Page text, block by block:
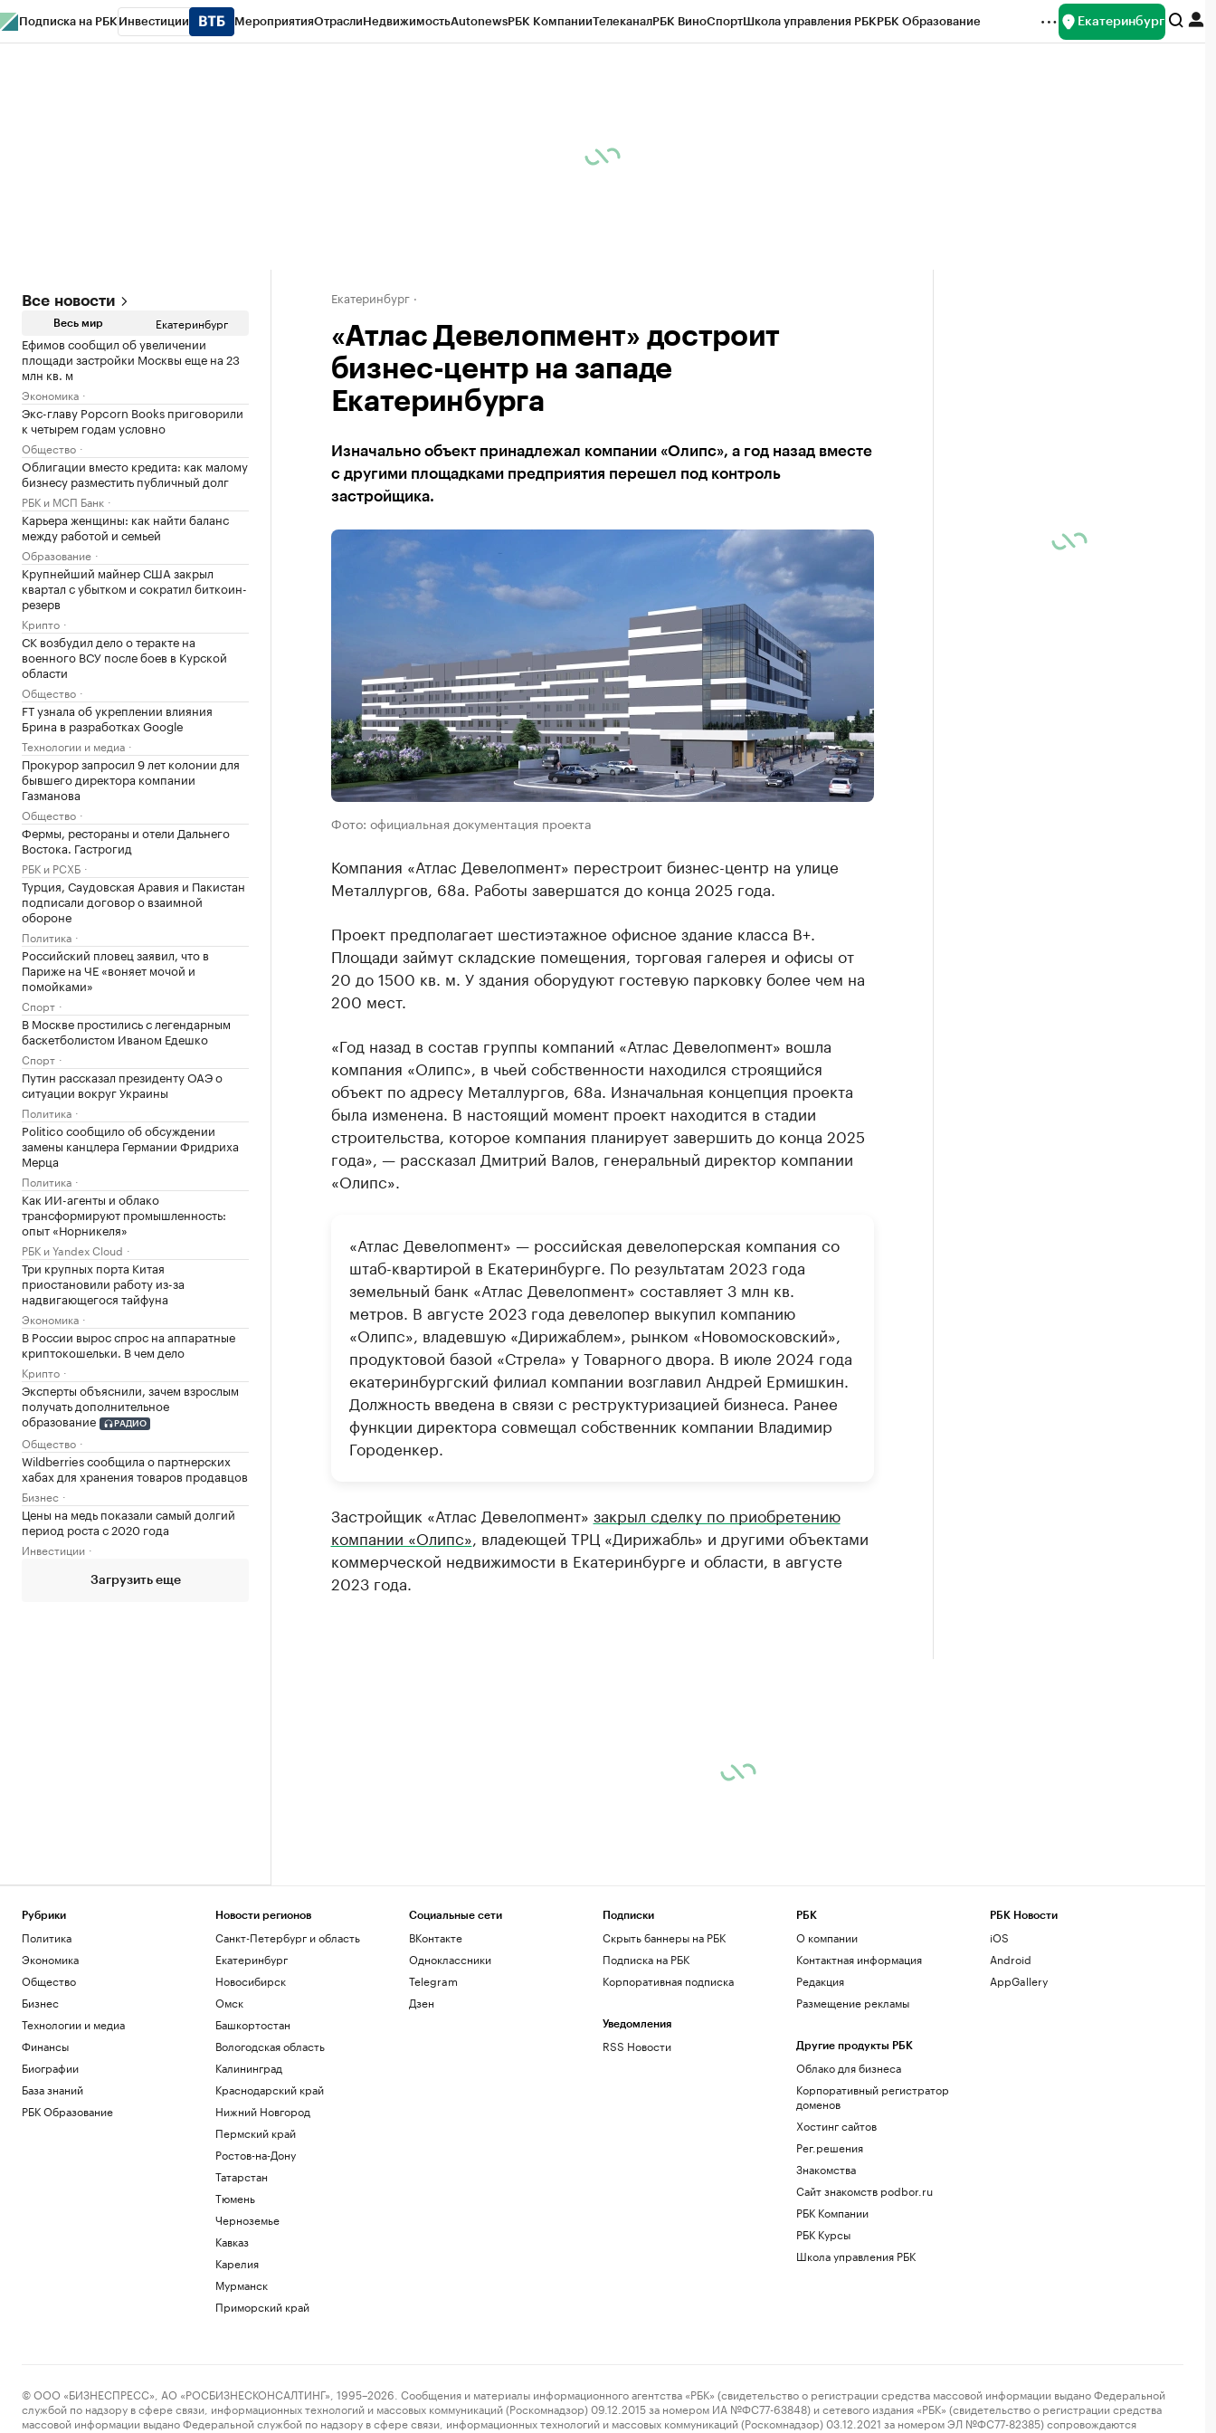
Подписка на РБК Инвестиции МероприятияОтраслиНедвижимостьAutonewsРБК КомпанииТелеканалРБК ВиноСпортШкола управления РБКРБК Образование Екатеринбург
Все новости
Весь мир Екатеринбург
Ефимов сообщил об увеличении
площади застройки Москвы еще на 23
млн кв. м
Экономика
Экс-главу Popcorn Books приговорили
к четырем годам условно
Общество
Облигации вместо кредита: как малому
бизнесу разместить публичный долг
РБК и МСП Банк
Карьера женщины: как найти баланс
между работой и семьей
Образование
Крупнейший майнер США закрыл
квартал с убытком и сократил биткоин-
резерв
Крипто
СК возбудил дело о теракте на
военного ВСУ после боев в Курской
области
Общество
FT узнала об укреплении влияния
Брина в разработках Google
Технологии и медиа
Прокурор запросил 9 лет колонии для
бывшего директора компании
Газманова
Общество
Фермы, рестораны и отели Дальнего
Востока. Гастрогид
РБК и РСХБ
Турция, Саудовская Аравия и Пакистан
подписали договор о взаимной
обороне
Политика
Российский пловец заявил, что в
Париже на ЧЕ «воняет мочой и
помойками»
Спорт
В Москве простились с легендарным
баскетболистом Иваном Едешко
Спорт
Путин рассказал президенту ОАЭ о
ситуации вокруг Украины
Политика
Politico сообщило об обсуждении
замены канцлера Германии Фридриха
Мерца
Политика
Как ИИ-агенты и облако
трансформируют промышленность:
опыт «Норникеля»
РБК и Yandex Cloud
Три крупных порта Китая
приостановили работу из-за
надвигающегося тайфуна
Экономика
В России вырос спрос на аппаратные
криптокошельки. В чем дело
Крипто
Эксперты объяснили, зачем взрослым
получать дополнительное
образование
РАДИО
Общество
Wildberries сообщила о партнерских
хабах для хранения товаров продавцов
Бизнес
Цены на медь показали самый долгий
период роста с 2020 года
Инвестиции
Загрузить еще
Екатеринбург
«Атлас Девелопмент» достроит
бизнес-центр на западе
Екатеринбурга
Изначально объект принадлежал компании «Олипс», а год назад вместе
с другими площадками предприятия перешел под контроль
застройщика.
Фото: официальная документация проекта
Компания «Атлас Девелопмент» перестроит бизнес-центр на улице
Металлургов, 68а. Работы завершатся до конца 2025 года.
Проект предполагает шестиэтажное офисное здание класса B+.
Площади займут складские помещения, торговая галерея и офисы от
20 до 1500 кв. м. У здания оборудуют гостевую парковку более чем на
200 мест.
«Год назад в состав группы компаний «Атлас Девелопмент» вошла
компания «Олипс», в чьей собственности находился строящийся
объект по адресу Металлургов, 68а. Изначальная концепция проекта
была изменена. В настоящий момент проект находится в стадии
строительства, которое компания планирует завершить до конца 2025
года», — рассказал Дмитрий Валов, генеральный директор компании
«Олипс».
«Атлас Девелопмент» — российская девелоперская компания со
штаб-квартирой в Екатеринбурге. По результатам 2023 года
земельный банк «Атлас Девелопмент» составляет 3 млн кв.
метров. В августе 2023 года девелопер выкупил компанию
«Олипс», владевшую «Дирижаблем», рынком «Новомосковский»,
продуктовой базой «Стрела» у Товарного двора. В июле 2024 года
екатеринбургский филиал компании возглавил Андрей Ермишкин.
Должность введена в связи с реструктуризацией бизнеса. Ранее
функции директора совмещал собственник компании Владимир
Городенкер.
Застройщик «Атлас Девелопмент» закрыл сделку по приобретению
компании «Олипс» , владеющей ТРЦ «Дирижабль» и другими объектами
коммерческой недвижимости в Екатеринбурге и области, в августе
2023 года.
Рубрики
Политика
Экономика
Общество
Бизнес
Технологии и медиа
Финансы
Биографии
База знаний
РБК Образование
Новости регионов
Санкт-Петербург и область
Екатеринбург
Новосибирск
Омск
Башкортостан
Вологодская область
Калининград
Краснодарский край
Нижний Новгород
Пермский край
Ростов-на-Дону
Татарстан
Тюмень
Черноземье
Кавказ
Карелия
Мурманск
Приморский край
Социальные сети
ВКонтакте
Одноклассники
Telegram
Дзен
Подписки
Скрыть баннеры на РБК
Подписка на РБК
Корпоративная подписка
Уведомления
RSS Новости
РБК
О компании
Контактная информация
Редакция
Размещение рекламы
Другие продукты РБК
Облако для бизнеса
Корпоративный регистратор
доменов
Хостинг сайтов
Рег.решения
Знакомства
Сайт знакомств podbor.ru
РБК Компании
РБК Курсы
Школа управления РБК
РБК Новости
iOS
Android
AppGallery
© ООО «БИЗНЕСПРЕСС», АО «РОСБИЗНЕСКОНСАЛТИНГ», 1995–2026. Сообщения и материалы информационного агентства «РБК» (свидетельство о регистрации средства массовой информации выдано Федеральной
службой по надзору в сфере связи, информационных технологий и массовых коммуникаций (Роскомнадзор) 09.12.2015 за номером ИА №ФС77-63848) и сетевого издания «РБК» (свидетельство о регистрации средства
массовой информации выдано Федеральной службой по надзору в сфере связи, информационных технологий и массовых коммуникаций (Роскомнадзор) 03.12.2021 за номером ЭЛ №ФС77-82385) сопровождаются